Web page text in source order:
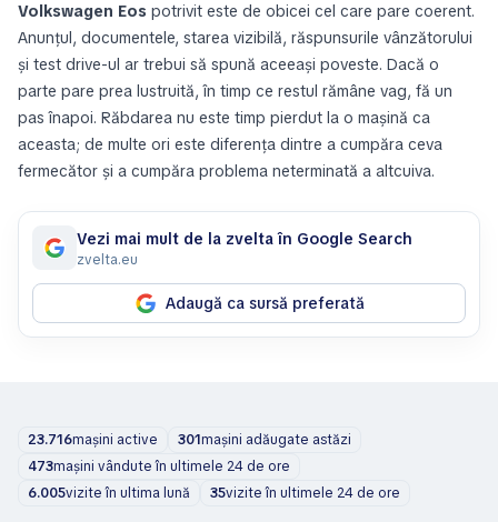
Volkswagen Eos potrivit este de obicei cel care pare coerent.
Anunțul, documentele, starea vizibilă, răspunsurile vânzătorului
și test drive-ul ar trebui să spună aceeași poveste. Dacă o
parte pare prea lustruită, în timp ce restul rămâne vag, fă un
pas înapoi. Răbdarea nu este timp pierdut la o mașină ca
aceasta; de multe ori este diferența dintre a cumpăra ceva
fermecător și a cumpăra problema neterminată a altcuiva.
Vezi mai mult de la zvelta în Google Search
zvelta.eu
Adaugă ca sursă preferată
23.716mașini active 301mașini adăugate astăzi
473mașini vândute în ultimele 24 de ore
6.005vizite în ultima lună 35vizite în ultimele 24 de ore